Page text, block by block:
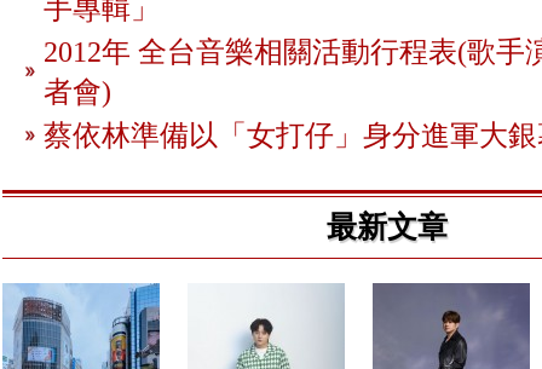
手專輯」
2012年 全台音樂相關活動行程表(歌手
者會)
蔡依林準備以「女打仔」身分進軍大
最新文章